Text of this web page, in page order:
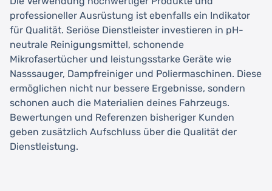
professioneller Ausrüstung ist ebenfalls ein Indikator
für Qualität. Seriöse Dienstleister investieren in pH-
neutrale Reinigungsmittel, schonende
Mikrofasertücher und leistungsstarke Geräte wie
Nasssauger, Dampfreiniger und Poliermaschinen. Diese
ermöglichen nicht nur bessere Ergebnisse, sondern
schonen auch die Materialien deines Fahrzeugs.
Bewertungen und Referenzen bisheriger Kunden
geben zusätzlich Aufschluss über die Qualität der
Dienstleistung.